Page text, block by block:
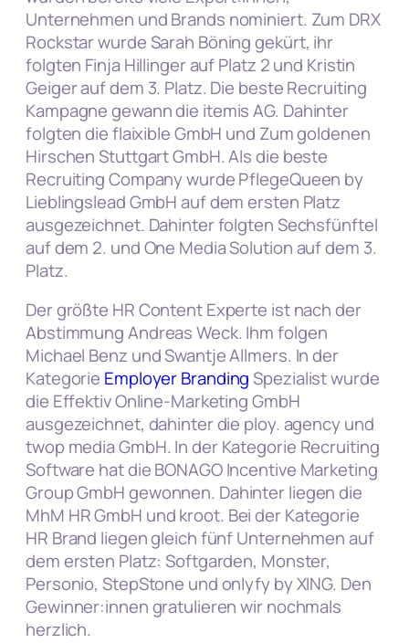
Unternehmen und Brands nominiert. Zum DRX
Rockstar wurde Sarah Böning gekürt, ihr
folgten Finja Hillinger auf Platz 2 und Kristin
Geiger auf dem 3. Platz. Die beste Recruiting
Kampagne gewann die itemis AG. Dahinter
folgten die flaixible GmbH und Zum goldenen
Hirschen Stuttgart GmbH. Als die beste
Recruiting Company wurde PflegeQueen by
Lieblingslead GmbH auf dem ersten Platz
ausgezeichnet. Dahinter folgten Sechsfünftel
auf dem 2. und One Media Solution auf dem 3.
Platz.
Der größte HR Content Experte ist nach der
Abstimmung Andreas Weck. Ihm folgen
Michael Benz und Swantje Allmers. In der
Kategorie Employer BrandingSpezialist wurde
die Effektiv Online-Marketing GmbH
ausgezeichnet, dahinter die ploy. agency und
twop media GmbH. In der Kategorie Recruiting
Software hat die BONAGO Incentive Marketing
Group GmbH gewonnen. Dahinter liegen die
MhM HR GmbH und kroot. Bei der Kategorie
HR Brand liegen gleich fünf Unternehmen auf
dem ersten Platz: Softgarden, Monster,
Personio, StepStone und onlyfy by XING. Den
Gewinner:innen gratulieren wir nochmals
herzlich.